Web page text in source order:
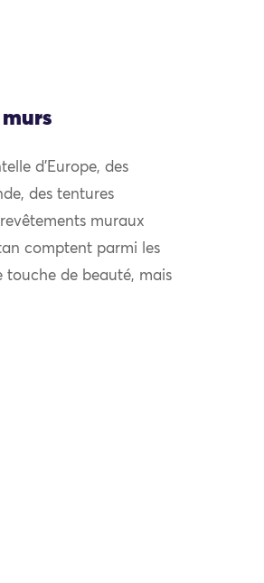
d’Europe, des
des tentures
muraux
comptent parmi les
touche de beauté, mais